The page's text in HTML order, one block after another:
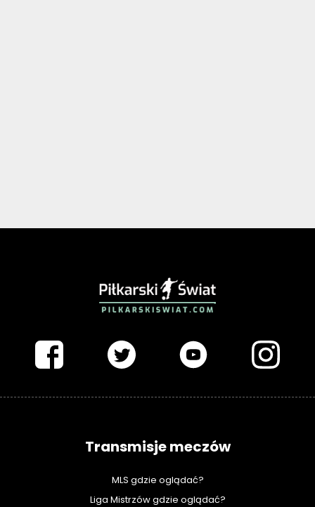
Transmisje meczów
MLS gdzie oglądać?
Liga Mistrzów gdzie oglądać?